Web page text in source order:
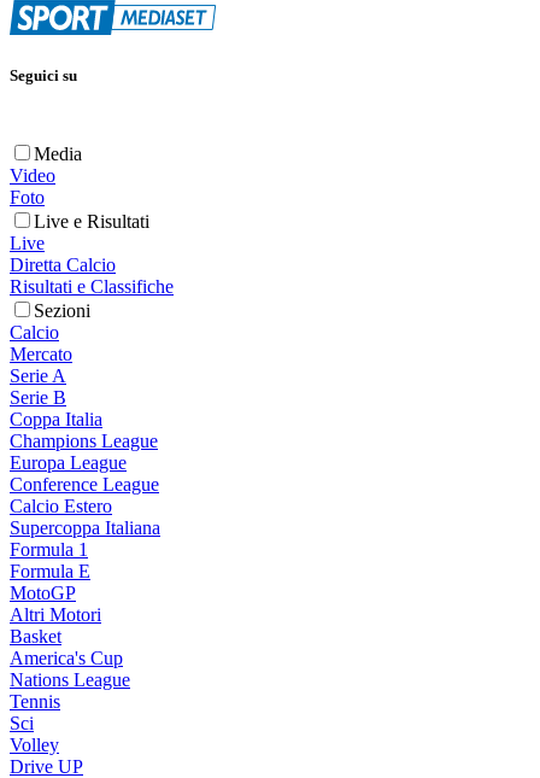
Seguici su
Media
Video
Foto
Live e Risultati
Live
Diretta Calcio
Risultati e Classifiche
Sezioni
Calcio
Mercato
Serie A
Serie B
Coppa Italia
Champions League
Europa League
Conference League
Calcio Estero
Supercoppa Italiana
Formula 1
Formula E
MotoGP
Altri Motori
Basket
America's Cup
Nations League
Tennis
Sci
Volley
Drive UP